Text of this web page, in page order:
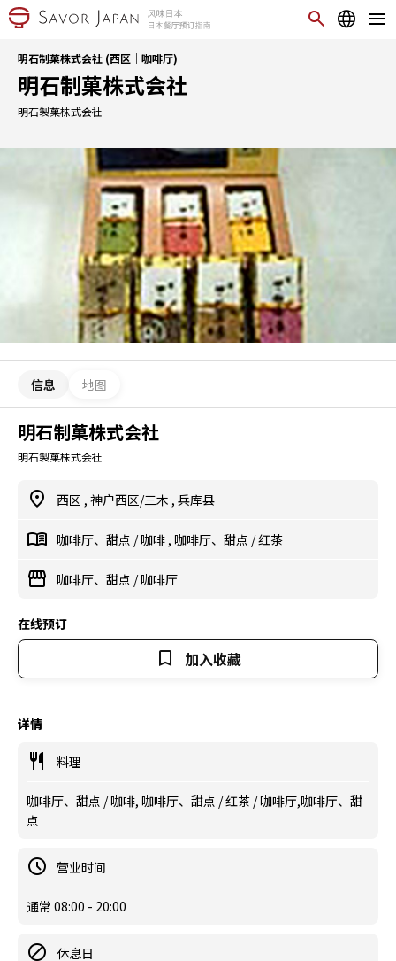
明石制菓株式会社 (西区｜咖啡厅)
明石制菓株式会社
明石製菓株式会社
信息 地图
明石制菓株式会社
明石製菓株式会社
西区 , 神户西区/三木 , 兵库县
咖啡厅、甜点 /咖啡 , 咖啡厅、甜点 /红茶
咖啡厅、甜点 /咖啡厅
在线预订
加入收藏
详情
料理
咖啡厅、甜点 / 咖啡, 咖啡厅、甜点 / 红茶 / 咖啡厅,咖啡厅、甜
点
营业时间
通常 08:00 - 20:00
休息日